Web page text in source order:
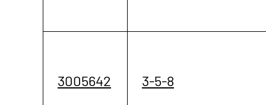
3005642 3-5-8